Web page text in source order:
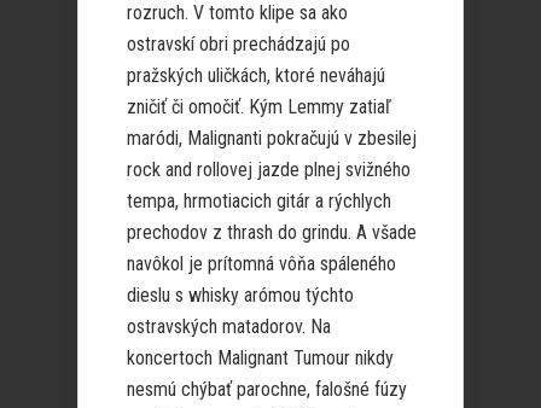
rozruch. V tomto klipe sa ako
ostravskí obri prechádzajú po
pražských uličkách, ktoré neváhajú
zničiť či omočiť. Kým Lemmy zatiaľ
maródi, Malignanti pokračujú v zbesilej
rock and rollovej jazde plnej svižného
tempa, hrmotiacich gitár a rýchlych
prechodov z thrash do grindu. A všade
navôkol je prítomná vôňa spáleného
dieslu s whisky arómou týchto
ostravských matadorov. Na
koncertoch Malignant Tumour nikdy
nesmú chýbať parochne, falošné fúzy